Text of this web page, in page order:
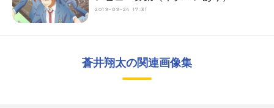
2019-09-24 17:31
蒼井翔太の関連画像集